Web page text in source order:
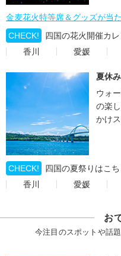
金麦花火特等席＆グッズが当
CHECK!
四国の花火開催カ
香川
愛媛
夏休
ウォ
の楽
かけ
CHECK!
四国の夏祭りはこち
香川
愛媛
お
今注目のスポットや話